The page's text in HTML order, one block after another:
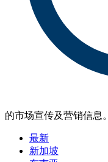
的市场宣传及营销信息。
最新
新加坡